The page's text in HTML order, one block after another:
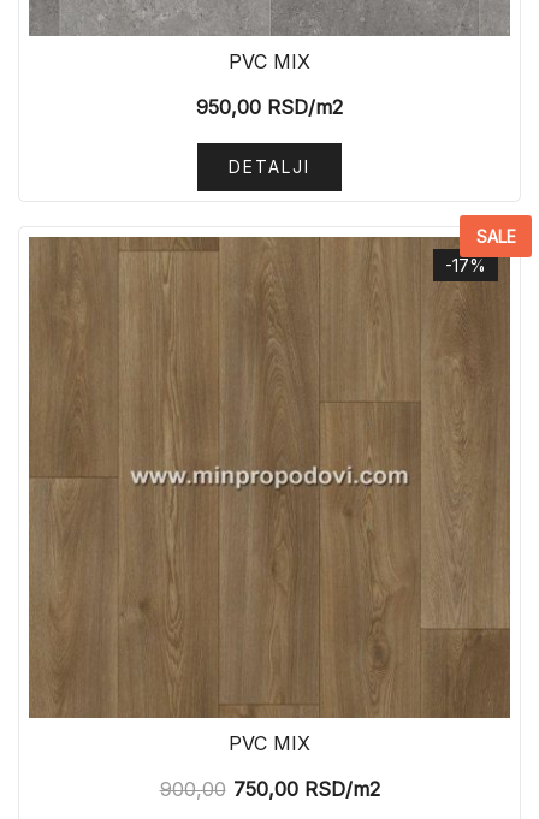
PVC MIX
950,00 RSD/m2
DETALJI
-17%
SALE
PVC MIX
900,00 750,00RSD/m2